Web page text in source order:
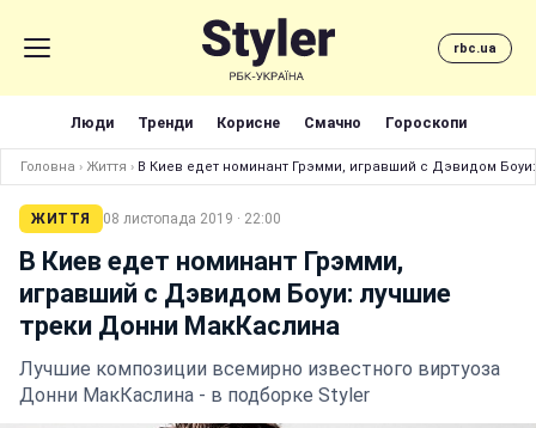
rbc.ua
Люди Тренди Корисне Смачно Гороскопи
Головна › Життя › В Киев едет номинант Грэмми, игравший с Дэвидом
ЖИТТЯ 08 листопада 2019 · 22:00
В Киев едет номинант Грэмми,
игравший с Дэвидом Боуи: лучшие
треки Донни МакКаслина
Лучшие композиции всемирно известного виртуоза
Донни МакКаслина - в подборке Styler